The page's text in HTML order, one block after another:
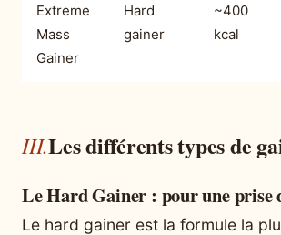
Extreme
Mass
Gainer
Hard
gainer
~400
kcal
Les différents types de
Le Hard Gainer : pour une prise
Le hard gainer est la formule la